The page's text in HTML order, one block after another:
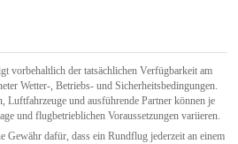
vorbehaltlich der tatsächlichen Verfügbarkeit am
Wetter-, Betriebs- und Sicherheitsbedingungen.
Luftfahrzeuge und ausführende Partner können je
und flugbetrieblichen Voraussetzungen variieren.
Gewähr dafür, dass ein Rundflug jederzeit an einem